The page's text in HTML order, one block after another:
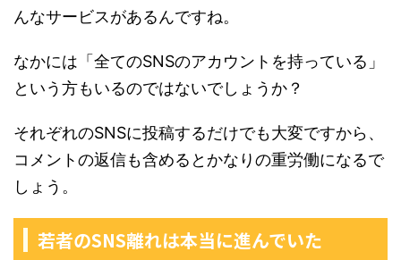
んなサービスがあるんですね。
なかには「全てのSNSのアカウントを持っている」
という方もいるのではないでしょうか？
それぞれのSNSに投稿するだけでも大変ですから、
コメントの返信も含めるとかなりの重労働になるで
しょう。
若者のSNS離れは本当に進んでいた